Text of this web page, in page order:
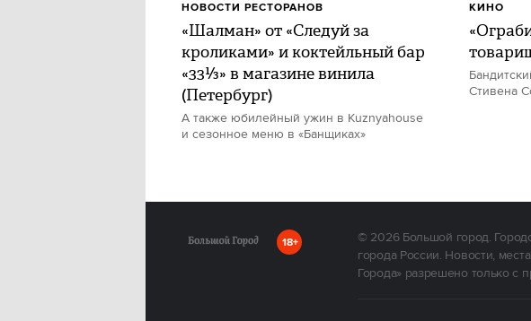
«Шалман» от «Следуй за
кроликами» и коктейльный бар
«33⅓» в магазине винила
(Петербург)
А также юбилейный ужин в Kuznyahouse
и сезонное меню в «Банщиках»
НОВОСТИ РЕСТОРАНОВ
Стивена
КИНО
18+ © 2026Большой город.
города России. Новости,
Города» разрешено только с